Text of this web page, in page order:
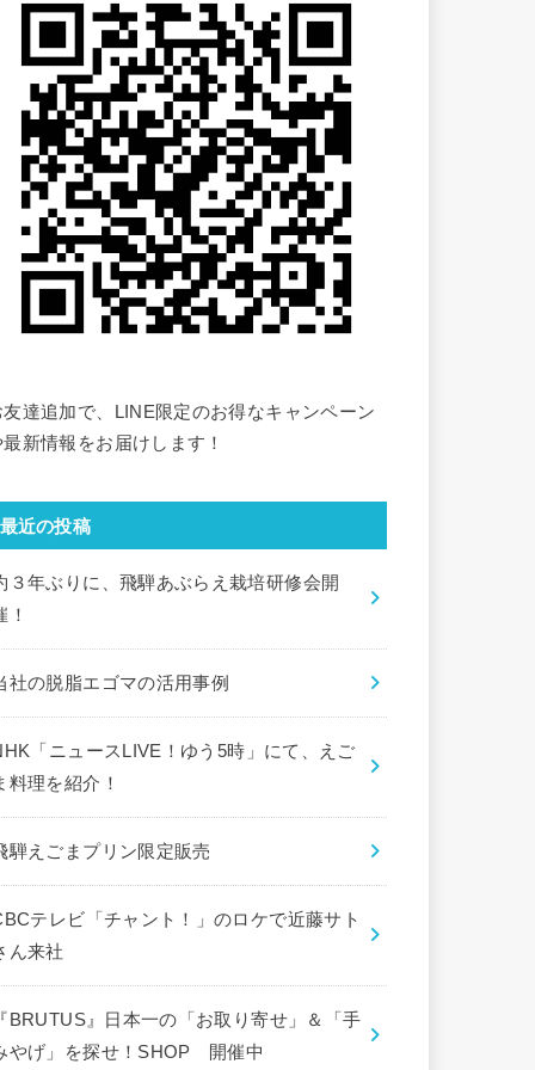
友達追加で、LINE限定のお得なキャンペーン
最新情報をお届けします！
最近の投稿
３年ぶりに、飛騨あぶらえ栽培研修会開
！
社の脱脂エゴマの活用事例
「ニュースLIVE！ゆう5時」にて、えご
料理を紹介！
騨えごまプリン限定販売
テレビ「チャント！」のロケで近藤サト
ん来社
BRUTUS』日本一の「お取り寄せ」＆「手
やげ」を探せ！SHOP 開催中